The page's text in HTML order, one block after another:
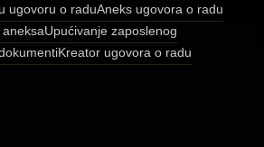
ugovoru o raduAneks ugovora o radu
Upućivanje zaposlenog
Kreator ugovora o radu